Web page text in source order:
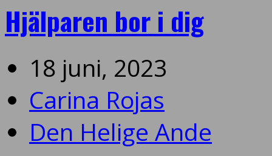
Hjälparen bor i dig
18 juni, 2023
Carina Rojas
Den Helige Ande